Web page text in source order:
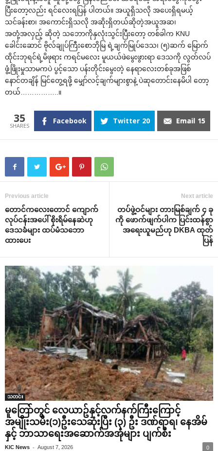
ပြီး‌တော့လည်း ရင်‌လေးရပြန် ပါတယ်။ အယူရှိသလို အ‌ပေးရှိရမယ့်
သင်ခန်းစာ၊ အ‌ကောင်းရှိသလို အဆိုးရှိတယ်ဆိုတဲ့အယူအဆ၊
အတုံ့အလှည့် ဆိုတဲ့ သ‌ဘောကိုနှလုံးသွင်းပြီး‌တော့ တစ်ခါက KNU
‌ခေါင်း‌ဆောင် ဗိုလ်ချုပ်ကြီး‌စောဘိုမြ ရဲ့ချက်မြုပ်‌ဒေသ၊ (၅)ဆက် ‌မြောက်
ထိုင်းဘုရင်ရဲ့မိဖုရား ကရင်မ‌လေး မူယယ်ဖဲ‌မွေးဖွားရာ ‌ဒေသကို လွတ်လပ်
ဖွံ့ဖြိုးမှုသာမကပဲ ပွင့်‌သော ပန်းတိုင်း‌မွေးတဲ့ ‌နေရာ‌လေးတစ်ခုအဖြစ်
‌နောင်တချိန် မြင်‌တွေ့ရဖို့ ‌မျှော်လင့်ချက်များစွာနဲ့ ပဲဆု‌တောင်း‌နေမိပါ ‌တော့
တယ်……………..။
35 Facebook Twitter 20 Email 15
Previous article
‌တောင်က‌လေး‌တောင် ‌ကျောက်
လုပ်ငန်းအ‌ပေါ် စိုးရိမ်‌နေဆဲဟု
‌ဒေသခံများ ထပ်မံသ‌ဘော
ထား‌ပေး
Next article
တပ်ဖွဲ့ဝင်များ တားမြစ်ချက် ၄ ခု
ကို ‌ဖောက်ဖျက်ပါက ပြင်းထန်စွာ
အ‌ရေးယူမည်ဟု DKBA ထုတ်
ပြန်
သတင်း
မူတြော်တွင် လေယာဥ်နှင့်လက်နက်ကြီးကြောင့်
အမျိုးသမီး(၁)ဦးသေဆုံးပြီး (၃) ဦး ဒဏ်ရာရ၊ နေအိမ်
နှင့် ဘာသာရေးအဆောက်အအုံများ ပျက်စီး
KIC News - August 7, 2026 0